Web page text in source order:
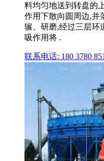
料均匀地送到转盘的
作用下散向圆周边,并
辗、研磨,经过三层环
吸作用将 .
联系电话: 180 3780